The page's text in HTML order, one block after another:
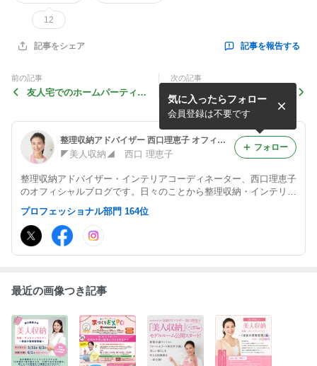
12
記事をシェア 記事を報告する
前の記事
友人宅でのホームパーティ(*
次の記事
友人たちとdi shinnerディナ
ー(*^^*)
整理収納アドバイザー 西口理恵子 オフィシャルブログ「１日１収納＝美人収納」Powered by Ameba
◤美人収納◢ 西口 理恵子
整理収納アドバイザー・インテリアコーディネーター、西口理恵子
のオフィシャルブログです。日々のことから整理収納・インテリア
情報まで、楽しく更新しています。
気に入ったらフォロー
会員登録は不要です
フォロー
プロフェッショナル部門 164位
最近の画像つき記事